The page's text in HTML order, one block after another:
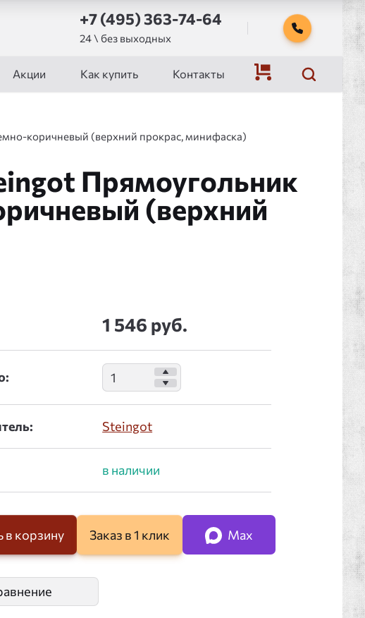
+7 (495) 363-74-64
24 \ без выходных
Акции Как купить Контакты
коричневый (верхний прокрас, минифаска)
Прямоугольник
(верхний
1 546 руб.
Steingot
в корзину Заказ в 1 клик Max